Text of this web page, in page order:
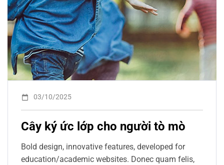
03/10/2025
Cây ký ức lớp cho người tò mò
Bold design, innovative features, developed for
education/academic websites. Donec quam felis,